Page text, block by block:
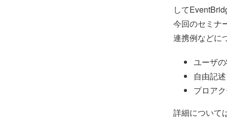
して
今回のセミナ
連携例などに
ユーザ
自由記
プロア
詳細について